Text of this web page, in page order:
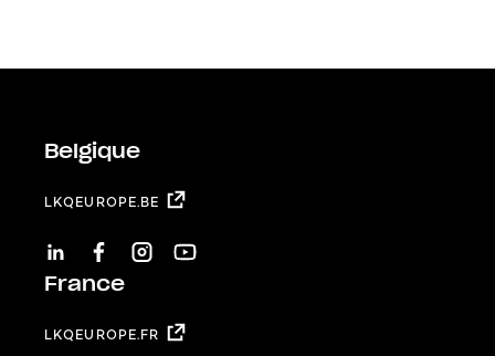
Belgique
LKQEUROPE.BE
LINKEDINFACEBOOKINSTAGRAM
YOUTUBE
France
LKQEUROPE.FR